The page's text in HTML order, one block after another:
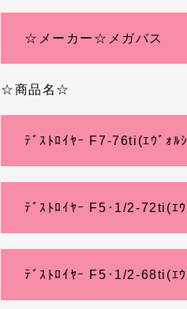
☆メーカー☆メガバス
☆商品名☆
ﾃﾞｽﾄﾛｲﾔｰ F7-76ti(ｴｳﾞｫ
ﾃﾞｽﾄﾛｲﾔｰ F5･1/2-72ti(ｴ
ﾃﾞｽﾄﾛｲﾔｰ F5･1/2-68ti(ｴ